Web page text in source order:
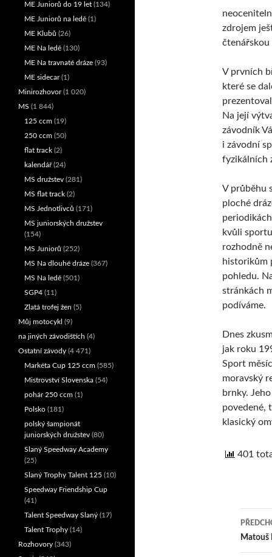
zdrojem
čtenářskou
V prvních
které se
Na její
závodník
i závodní
fyzikálních
V průběhu
ploché
kvůli
rozhodně
historikům
pohledu.
stránkách
podíváme.
Dnes
jak roku
Sport
moravský
brnky.
povedené,
klasický
401
Matouš
ME Juniorů do 19 let (134)
ME Juniorů na ledě (1)
ME Klubů (26)
ME Na ledě (130)
ME Na travnaté dráze (93)
ME sidecar(1)
Minirozhovor(1 020)
MS (1 844)
125 ccm (19)
250 ccm (50)
flat track (2)
kalendář(24)
MS družstev (281)
MS flat track (2)
MS Jednotlivců (171)
MS juniorských družstev
(154)
MS Juniorů (252)
MS Na dlouhé dráze (367)
MS Na ledě (501)
SGP4 (11)
Zlatá trofej žen (5)
Můj motocykl (9)
na jiných závodištích (4)
Ostatní závody (4 471)
Markéta Cup 125 ccm (585)
Mistrovství Slovenska (54)
pohár 250 ccm (1)
Polsko (181)
polský šampionát
juniorských družstev (80)
Slaný Speedway Academy
(25)
Slaný Trophy Talent 125 (10)
Speedway Friendship Cup
(41)
Talent Speedway Slaný (17)
Talent Trophy (14)
Rozhovory (343)